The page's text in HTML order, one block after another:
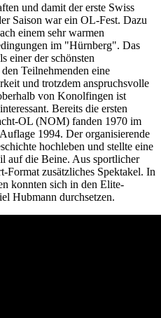
und damit der erste Swiss
Saison war ein OL-Fest. Dazu
einem sehr warmen
im "Hürnberg". Das
einer der schönsten
Teilnehmenden eine
und trotzdem anspruchsvolle
von Konolfingen ist
Bereits die ersten
OL (NOM) fanden 1970 im
1994. Der organisierende
hochleben und stellte eine
auf die Beine. Aus sportlicher
Format zusätzliches Spektakel. In
konnten sich in den Elite-
Hubmann durchsetzen.